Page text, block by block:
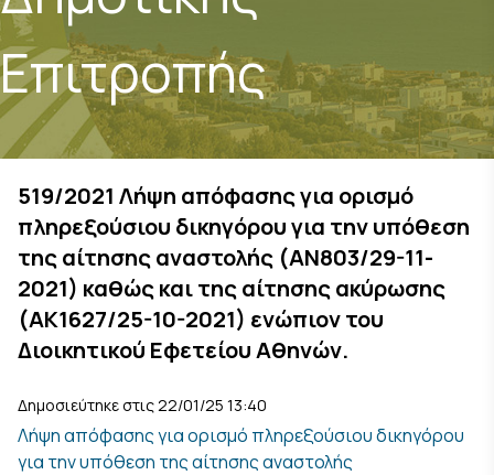
Επιτροπής
519/2021 Λήψη απόφασης για ορισμό
πληρεξούσιου δικηγόρου για την υπόθεση
της αίτησης αναστολής (ΑΝ803/29-11-
2021) καθώς και της αίτησης ακύρωσης
(ΑΚ1627/25-10-2021) ενώπιον του
Διοικητικού Εφετείου Αθηνών.
Δημοσιεύτηκε στις 22/01/25 13:40
Λήψη απόφασης για ορισμό πληρεξούσιου δικηγόρου
για την υπόθεση της αίτησης αναστολής